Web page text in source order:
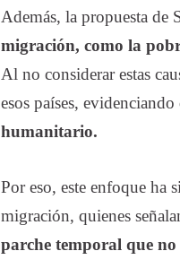
Además, la propuesta de
migración, como la
Al no considerar estas
esos países, evidenciando
humanitario.
Por eso, este enfoque ha
migración, quienes
parche temporal que